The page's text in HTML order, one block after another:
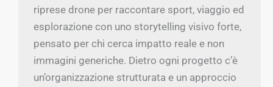
riprese drone per raccontare sport, viaggio ed
esplorazione con uno storytelling visivo forte,
pensato per chi cerca impatto reale e non
immagini generiche. Dietro ogni progetto c’è
un’organizzazione strutturata e un approccio